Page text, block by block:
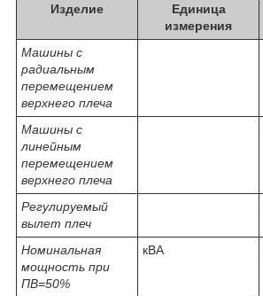
Изделие
Единица
измерения
Машины с
радиальным
перемещением
верхнего плеча
Машины с
линейным
перемещением
верхнего плеча
Регулируемый
вылет плеч
Номинальная
мощность при
ПВ=50%
кВА